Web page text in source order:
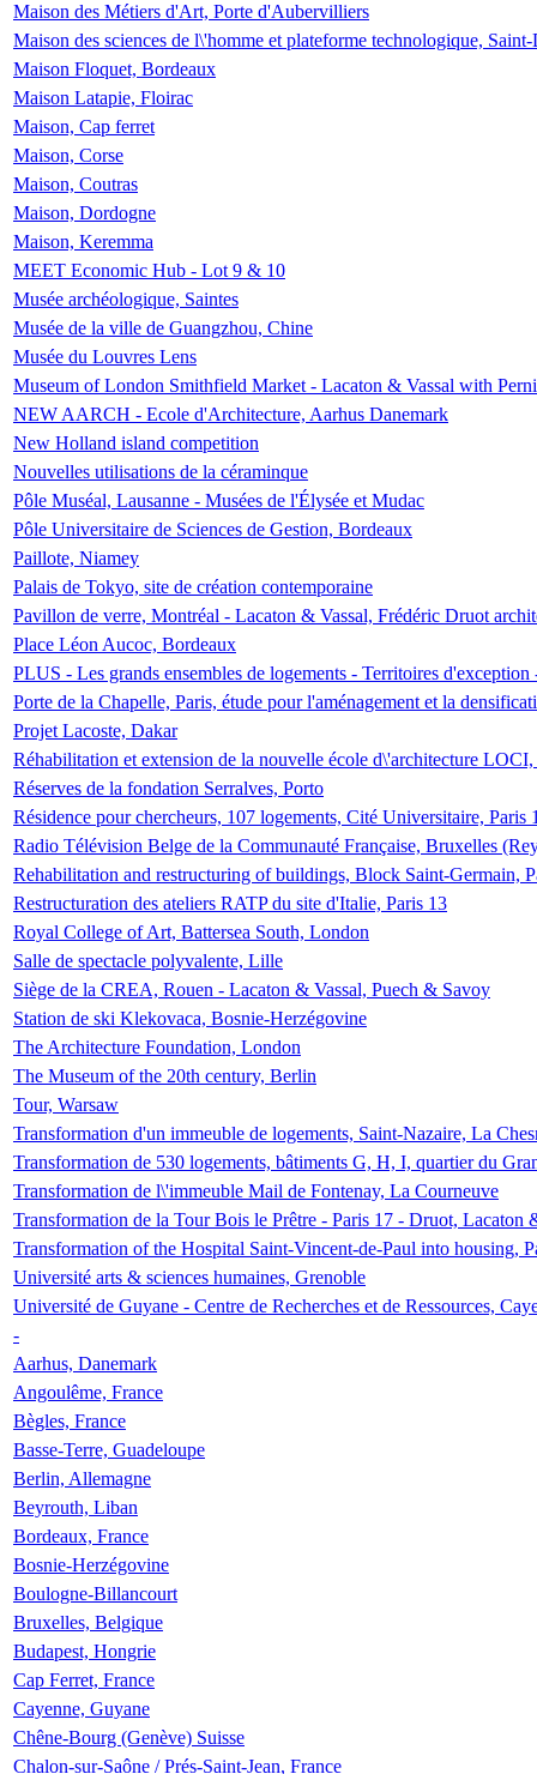
Maison des Métiers d'Art, Porte d'Aubervilliers
Maison des sciences de l\'homme et plateforme technologique,
Maison Floquet, Bordeaux
Maison Latapie, Floirac
Maison, Cap ferret
Maison, Corse
Maison, Coutras
Maison, Dordogne
Maison, Keremma
MEET Economic Hub - Lot 9 & 10
Musée archéologique, Saintes
Musée de la ville de Guangzhou, Chine
Musée du Louvres Lens
Museum of London Smithfield Market - Lacaton & Vassal with
NEW AARCH - Ecole d'Architecture, Aarhus Danemark
New Holland island competition
Nouvelles utilisations de la céraminque
Pôle Muséal, Lausanne - Musées de l'Élysée et Mudac
Pôle Universitaire de Sciences de Gestion, Bordeaux
Paillote, Niamey
Palais de Tokyo, site de création contemporaine
Pavillon de verre, Montréal - Lacaton & Vassal, Frédéric Druot
Place Léon Aucoc, Bordeaux
PLUS - Les grands ensembles de logements - Territoires
Porte de la Chapelle, Paris, étude pour l'aménagement et la
Projet Lacoste, Dakar
Réhabilitation et extension de la nouvelle école d\'architecture
Réserves de la fondation Serralves, Porto
Résidence pour chercheurs, 107 logements, Cité Universitaire, Paris
Radio Télévision Belge de la Communauté Française, Bruxelles
Rehabilitation and restructuring of buildings, Block Saint-Germain,
Restructuration des ateliers RATP du site d'Italie, Paris 13
Royal College of Art, Battersea South, London
Salle de spectacle polyvalente, Lille
Siège de la CREA, Rouen - Lacaton & Vassal, Puech & Savoy
Station de ski Klekovaca, Bosnie-Herzégovine
The Architecture Foundation, London
The Museum of the 20th century, Berlin
Tour, Warsaw
Transformation d'un immeuble de logements, Saint-Nazaire, La
Transformation de 530 logements, bâtiments G, H, I, quartier du
Transformation de l\'immeuble Mail de Fontenay, La Courneuve
Transformation de la Tour Bois le Prêtre - Paris 17 - Druot, Lacaton
Transformation of the Hospital Saint-Vincent-de-Paul into housing,
Université arts & sciences humaines, Grenoble
Université de Guyane - Centre de Recherches et de Ressources,
-
Aarhus, Danemark
Angoulême, France
Bègles, France
Basse-Terre, Guadeloupe
Berlin, Allemagne
Beyrouth, Liban
Bordeaux, France
Bosnie-Herzégovine
Boulogne-Billancourt
Bruxelles, Belgique
Budapest, Hongrie
Cap Ferret, France
Cayenne, Guyane
Chêne-Bourg (Genève) Suisse
Chalon-sur-Saône / Prés-Saint-Jean, France